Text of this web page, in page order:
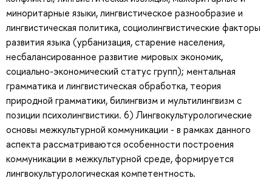
миноритарные языки, лингвистическое разнообразие и
лингвистическая политика, социолингвистические факторы
развития языка (урбанизация, старение населения,
несбалансированное развитие мировых экономик,
социально-экономический статус групп); ментальная
грамматика и лингвистическая обработка, теория
природной грамматики, билингвизм и мультилингвизм с
позиции психолингвистики. 6) Лингвокультурологические
основы межкультурной коммуникации - в рамках данного
аспекта рассматриваются особенности построения
коммуникации в межкультурной среде, формируется
лингвокультурологическая компетентность.